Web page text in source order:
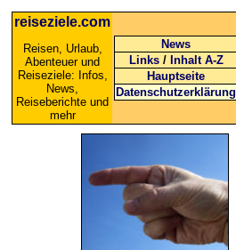
reiseziele.com
Reisen, Urlaub,
Abenteuer und
Reiseziele: Infos,
News,
Reiseberichte und
mehr
News
Links / Inhalt A-Z
Hauptseite
Datenschutzerklärung